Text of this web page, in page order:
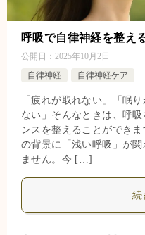
呼吸で自律神経を整え
公開日： 2025年10月2日
自律神経
自律神経ケア
「疲れが取れない」「眠
ない」そんなときは、呼
ンスを整えることができ
の背景に「浅い呼吸」が
ません。今 […]
続